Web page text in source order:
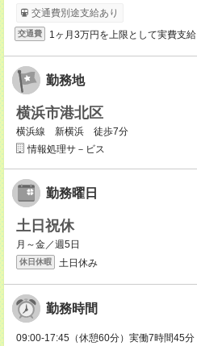
交通費別途支給あり
交通費 1ヶ月3万円を上限として実費支給
勤務地
横浜市港北区
横浜線 新横浜 徒歩7分
情報処理サ－ビス
勤務曜日
土日祝休
月～金／週5日
休日休暇 土日休み
勤務時間
09:00-17:45（休憩60分）実働7時間45分